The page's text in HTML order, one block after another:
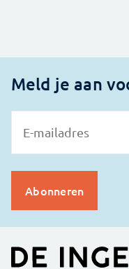
Meld je aan